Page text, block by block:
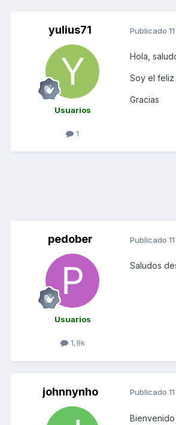
yulius71
Usuarios
1
Publicado
Hola,
Soy el feliz
Gracias
pedober
Usuarios
1,9k
Publicado
Saludos
johnnynho Publicado